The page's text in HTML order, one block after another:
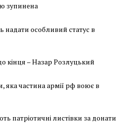
зупинена
надати особливий статус в
кінця – Назар Розлуцький
яка частина армії рф воює в
патріотичні листівки за донати